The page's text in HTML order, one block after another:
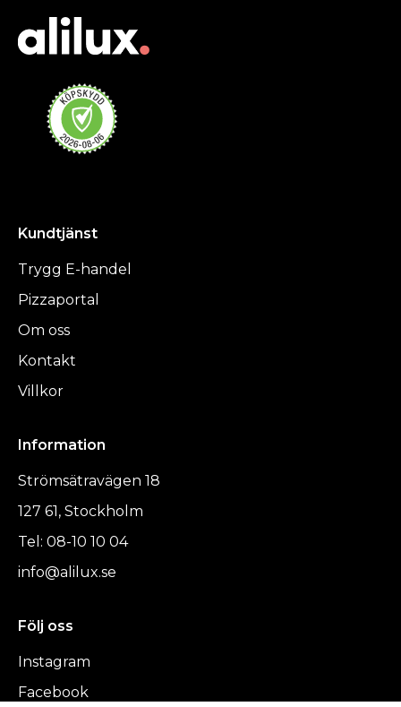
Kundtjänst
Trygg E-handel
Pizzaportal
Om oss
Kontakt
Villkor
Information
Strömsätravägen 18
127 61, Stockholm
Tel: 08-10 10 04
info@alilux.se
Följ oss
Instagram
Facebook